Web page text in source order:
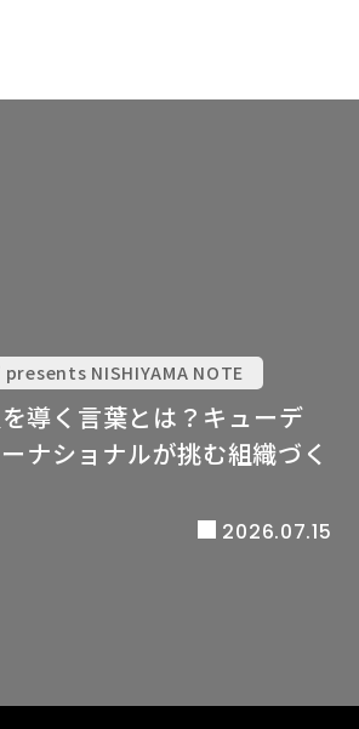
presents NISHIYAMA NOTE
導く言葉とは？キューデ
ナショナルが挑む組織づく
2026.07.15